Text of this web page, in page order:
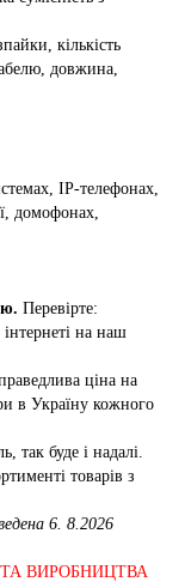
кількість
довжина,
IP-телефонах,
домофонах,
Перевірте:
на наш
ціна на
в Україну кожного
так буде і надалі.
товарів з
6. 8.2026
ВИРОБНИЦТВА